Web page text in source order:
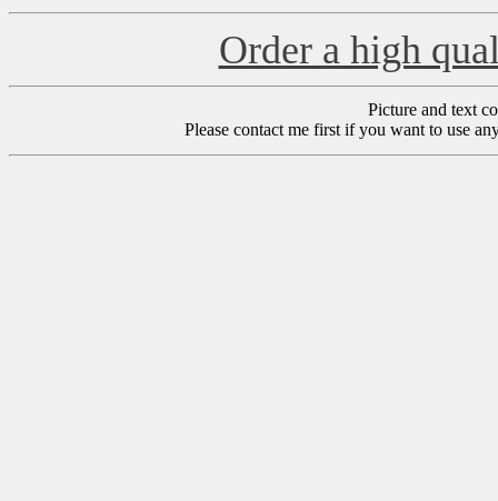
Order a high
Picture and text
Please contact me first if you want to use